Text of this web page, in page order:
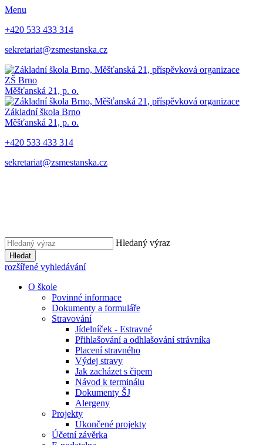
Menu
+420 533 433 314
sekretariat@zsmestanska.cz
ZŠ Brno
Měšťanská 21, p. o.
Základní škola Brno
Měšťanská 21, p. o.
+420 533 433 314
sekretariat@zsmestanska.cz
Hledaný výraz
Hledat
rozšířené vyhledávání
O škole
Povinné informace
Dokumenty a formuláře
Stravování
Jídelníček - Estravné
Přihlašování a odhlašování strávníka
Placení stravného
Výdej stravy
Jak zacházet s čipem
Návod k terminálu
Dokumenty ŠJ
Alergeny
Projekty
Ukončené projekty
Účetní závěrka